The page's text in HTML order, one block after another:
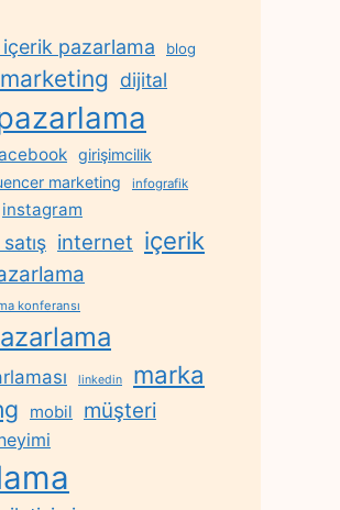
içerik pazarlama blog
dijital
girişimcilik
marketing infografik
instagram
internet içerik
konferansı
linkedin marka
mobil müşteri